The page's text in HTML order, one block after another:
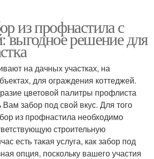
из профнастила с
выгодное решение для
на дачных участках, на
для ограждения коттеджей.
цветовой палитры профлиста
забор под свой вкус. Для того
из профнастила необходимо
строительную
есть такая услуга, как забор под
опция, поскольку вашего участия